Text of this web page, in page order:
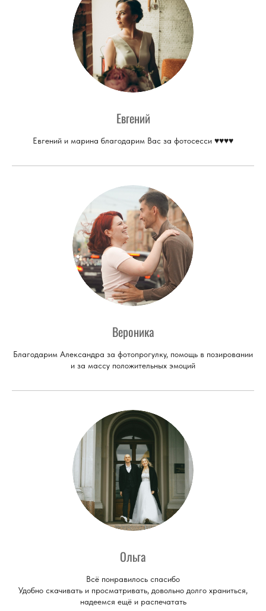
Евгений
Евгений и марина благодарим Вас за фотосесси ♥♥♥♥
Вероника
Благодарим Александра за фотопрогулку, помощь в позировании
и за массу положительных эмоций
Ольга
Всё понравилось спасибо
Удобно скачивать и просматривать, довольно долго храниться,
надеемся ещё и распечатать